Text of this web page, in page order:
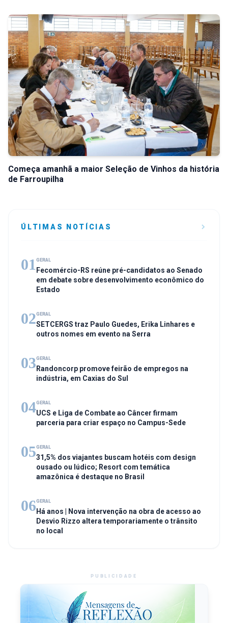
Começa amanhã a maior Seleção de Vinhos da história
de Farroupilha
ÚLTIMAS NOTÍCIAS
01 GERAL
Fecomércio-RS reúne pré-candidatos ao Senado
em debate sobre desenvolvimento econômico do
Estado
02GERAL
SETCERGS traz Paulo Guedes, Erika Linhares e
outros nomes em evento na Serra
03GERAL
Randoncorp promove feirão de empregos na
indústria, em Caxias do Sul
04GERAL
UCS e Liga de Combate ao Câncer firmam
parceria para criar espaço no Campus-Sede
05GERAL
31,5% dos viajantes buscam hotéis com design
ousado ou lúdico; Resort com temática
amazônica é destaque no Brasil
06GERAL
Há anos | Nova intervenção na obra de acesso ao
Desvio Rizzo altera temporariamente o trânsito
no local
PUBLICIDADE